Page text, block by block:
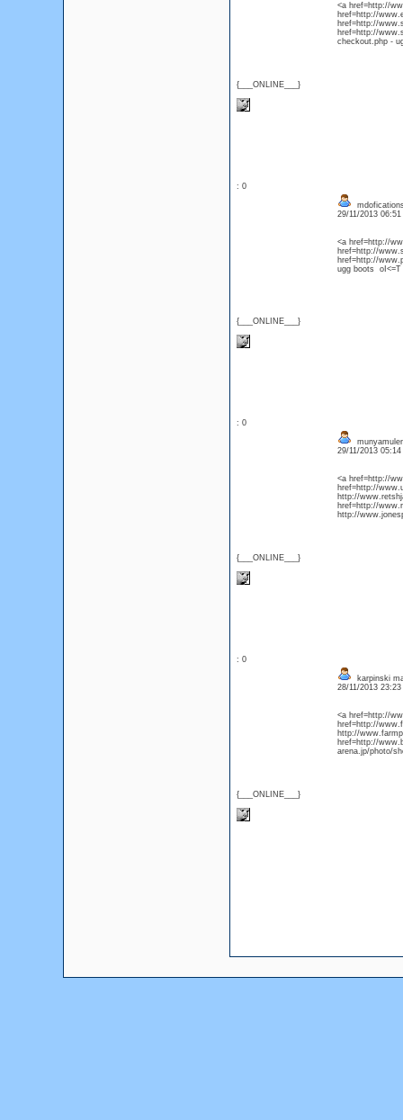
{___ONLINE___}
<a href=http://
href=http://
href=http://
href=http://
checkout.php -
: 0
{___ONLINE___}
29/11/2013
<a href=http://
href=http://
href=http://
ugg boots oI<=T
: 0
{___ONLINE___}
29/11/2013
<a href=http://
href=http://
http://
href=http://
http://
: 0
{___ONLINE___}
karpinski
28/11/2013
<a href=http://
href=http://
http://
href=http://
arena.jp/photo/